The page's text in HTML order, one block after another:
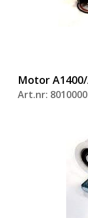
Motor
Art.nr: